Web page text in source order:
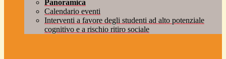
Panoramica
Calendario eventi
Interventi a favore degli studenti ad alto potenziale
cognitivo e a rischio ritiro sociale